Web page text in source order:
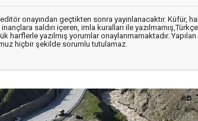
editör onayından geçtikten sonra yayınlanacaktır. Küfür,
saldırı içeren, imla kuralları ile
harflerle yazılmış yorumlar onaylanmamaktadır.
hiçbir şekilde sorumlu tutulamaz.